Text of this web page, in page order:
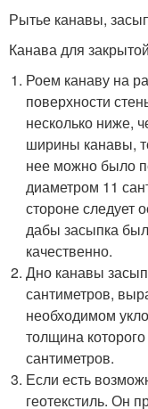
Рытье канавы,
Канава для
Роем канаву на
поверхности
несколько ниже,
ширины канавы,
нее можно было
диаметром 11
стороне следует
дабы засыпка
качественно.
Дно канавы
сантиметров,
необходимом
толщина
сантиметров.
Если есть
геотекстиль. Он